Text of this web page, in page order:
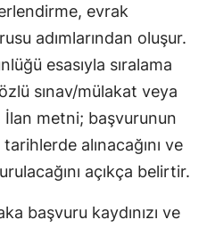
evrak
adımlarından oluşur.
esasıyla sıralama
sınav/mülakat veya
metni; başvurunun
tarihlerde alınacağını ve
açıkça belirtir.
başvuru kaydınızı ve